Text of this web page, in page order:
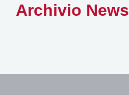
Archivio News